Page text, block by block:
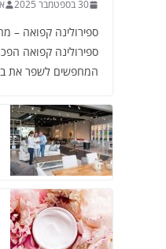
30 בספטמבר 2025
ספירולינה קפואה –
ספירולינה קפואה
המחפשים לשפר את